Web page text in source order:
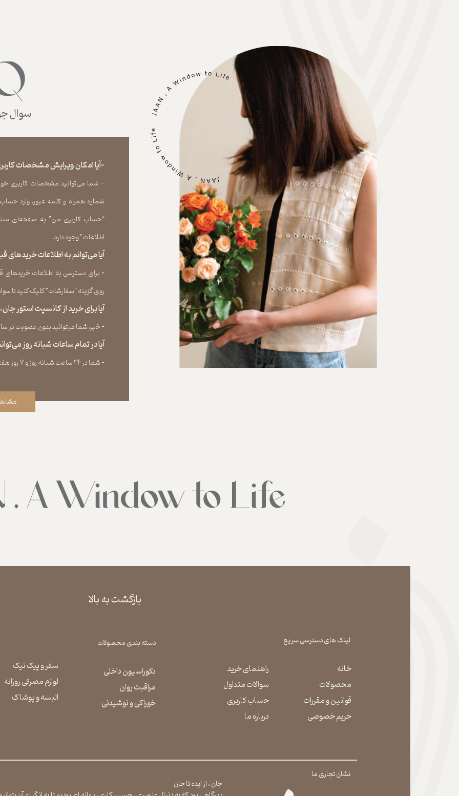
سوال
-آیا امکان ویرایش مشخصات
- شما می‏‌توانید مشخصات کاربری خود
شماره همراه و کلمه عبور، وارد
“حساب کاربری من” به صفحه‏‌ای
اطلاعات” وجود دارد.​​​​​​​
آیا می‌‏توانم به اطلاعات
​​​​​​​- برای دسترسی به اطلاعات خریدهای
روی گزینه “سفارشات” کلیک کنید تا
آیا برای خرید از کانسپت استور
​​​​​​​- خیر، شما میتوانید بدون عضویت در
آیا در تمام ساعات شبانه روز
​​​​​​​​​​​​​​- شما در ۲۴ ساعت شبانه روز و ۷ روز هفته می‌‏توانید سفارش خود را ثبت کنید.
بازگشت به بالا
لینک های دسترسی سریع دسته بندی محصولات
خانه
محصولات
قوانین و مقررات
حریم خصوصی
راهنمای خرید
سوالات متداول
حساب کاربری
درباره ما
دکوراسیون داخلی
مراقبت روان
​​​​​​​خوراکی و نوشیدنی
سفر و پیک نیک
لوازم مصرفی روزانه
​​​​​​​البسه و پوشاک
نشان تجاری ما
جان ، از ایده تا جان